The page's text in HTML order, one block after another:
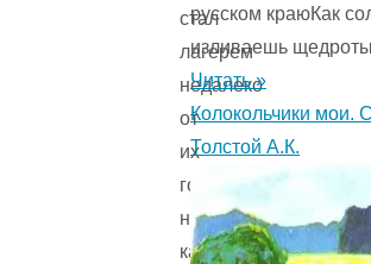
стал
лагерем
недалеко
от
их
города,
но
каких-
русском краюКак
изливаешь
Читать »
Колокольчики мои.
Толстой А.К.